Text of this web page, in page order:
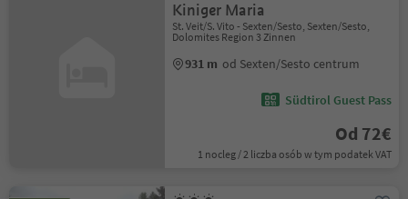
Kiniger Maria
St. Veit/S. Vito - Sexten/Sesto, Sexten/Sesto,
Dolomites Region 3 Zinnen
931 m od Sexten/Sesto centrum
Südtirol Guest Pass
Od 72€
1 nocleg / 2 liczba osób w tym podatek VAT